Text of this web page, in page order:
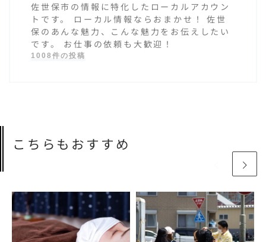
佐世保市の情報に特化したローカルアカウン
トです。 ローカル情報ならおまかせ！ 佐世
保のあんな魅力、こんな魅力をお伝えしたい
です。 お仕事の依頼も大歓迎！
1008件の投稿
こちらもおすすめ